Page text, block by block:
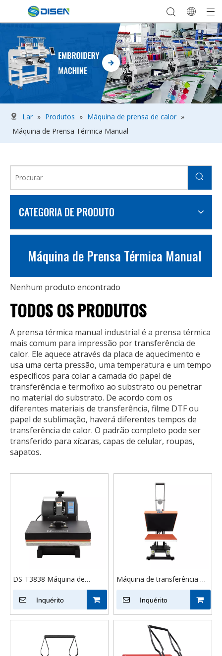
Lar » Produtos » Máquina de prensa de calor »
Máquina de Prensa Térmica Manual
CATEGORIA DE PRODUTO
Máquina de Prensa Térmica Manual
Nenhum produto encontrado
TODOS OS PRODUTOS
A prensa térmica manual industrial é a prensa térmica
mais comum para impressão por transferência de
calor. Ele aquece através da placa de aquecimento e
usa uma certa pressão, uma temperatura e um tempo
específicos para colar a camada do papel de
transferência e termofixo ao substrato ou penetrar
no material do substrato. De acordo com os
diferentes materiais de transferência, filme DTF ou
papel de sublimação, haverá diferentes tempos de
transferência de calor. O padrão completo pode ser
transferido para xícaras, capas de celular, roupas,
sapatos.
DS-T3838 Máquina de
prensa térmica manual
Inquérito
Máquina de transferência de
tecido DS-5B 40x60 T-shirt
Sublimação máquina de
pressão quente
Inquérito